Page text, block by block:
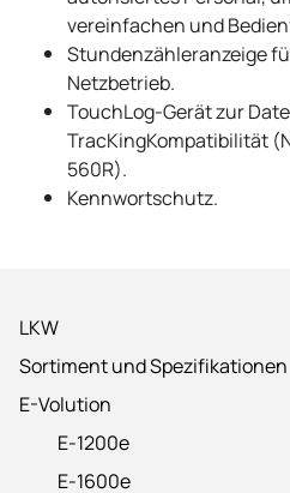
LKW
Sortiment und Spezifikationen
E-Volution
E-1200e
E-1600e
vereinfachen und
Stundenzähleranzeige
Netzbetrieb.
TouchLog-Gerät zur
TracKingKompatibilität
560R).
Kennwortschutz.